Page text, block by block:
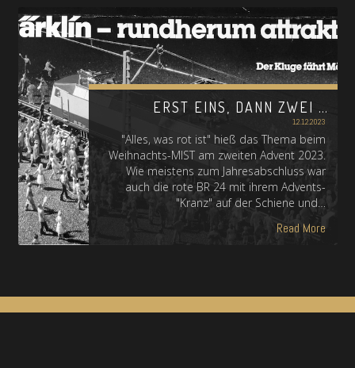
ERST EINS, DANN ZWEI …
12.12.2023
"Alles, was rot ist" hieß das Thema beim
Weihnachts-MIST am zweiten Advent 2023.
Wie meistens zum Jahresabschluss war
auch die rote BR 24 mit ihrem Advents-
"Kranz" auf der Schiene und…
Read More